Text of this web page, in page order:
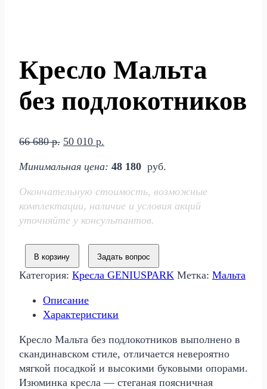
Кресло Мальта
без подлокотников
66 680р. Первоначальная
составляла
680 р..
50 010 р.
50
Минимальная цена: 48 180 руб.
Окончательную стоимость, возможные
комплектации, наличие и условия акций
уточняйте у консультантов.
В корзину Задать вопрос
Категория: Кресла GENIUSPARK Метка: Мальта
Описание
Характеристики
Кресло Мальта без подлокотников выполнено в
скандинавском стиле, отличается невероятно
мягкой посадкой и высокими буковыми опорами.
Изюминка кресла — стеганая поясничная